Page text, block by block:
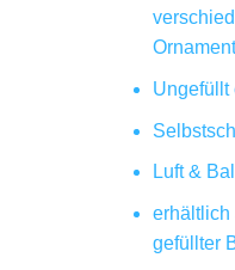
Ungefüllt
Luft &
erhältlich
gefüllter